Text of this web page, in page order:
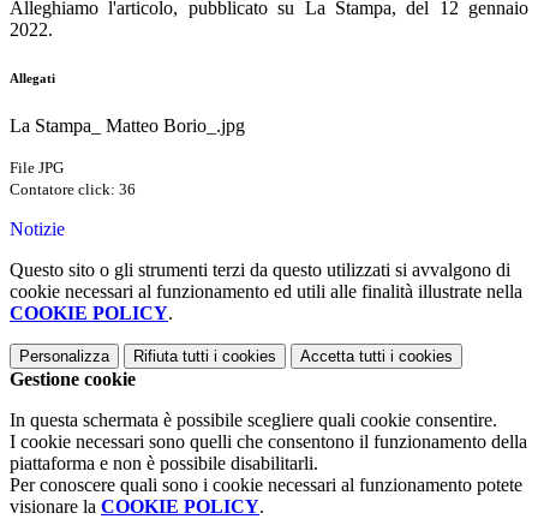
Alleghiamo l'articolo, pubblicato su La Stampa, del 12 gennaio
2022.
Allegati
La Stampa_ Matteo Borio_.jpg
File JPG
Contatore click: 36
Notizie
Questo sito o gli strumenti terzi da questo utilizzati si avvalgono di
cookie necessari al funzionamento ed utili alle finalità illustrate nella
COOKIE POLICY.
Personalizza Rifiuta tutti i cookies Accetta tutti i cookies
Gestione cookie
In questa schermata è possibile scegliere quali cookie consentire.
I cookie necessari sono quelli che consentono il funzionamento della
piattaforma e non è possibile disabilitarli.
Per conoscere quali sono i cookie necessari al funzionamento potete
visionare la COOKIE POLICY.